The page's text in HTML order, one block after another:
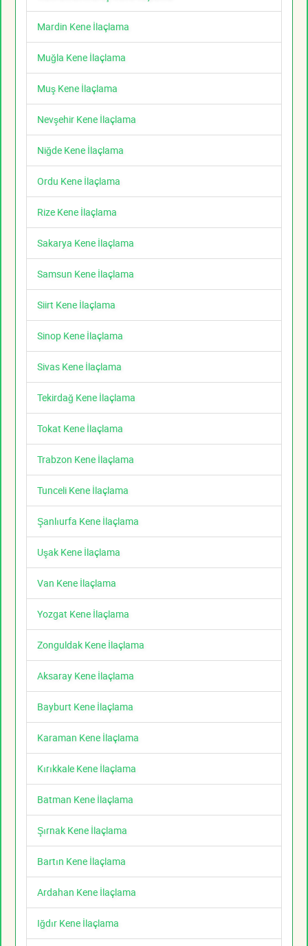
Mardin Kene İlaçlama
Muğla Kene İlaçlama
Muş Kene İlaçlama
Nevşehir Kene İlaçlama
Niğde Kene İlaçlama
Ordu Kene İlaçlama
Rize Kene İlaçlama
Sakarya Kene İlaçlama
Samsun Kene İlaçlama
Siirt Kene İlaçlama
Sinop Kene İlaçlama
Sivas Kene İlaçlama
Tekirdağ Kene İlaçlama
Tokat Kene İlaçlama
Trabzon Kene İlaçlama
Tunceli Kene İlaçlama
Şanlıurfa Kene İlaçlama
Uşak Kene İlaçlama
Van Kene İlaçlama
Yozgat Kene İlaçlama
Zonguldak Kene İlaçlama
Aksaray Kene İlaçlama
Bayburt Kene İlaçlama
Karaman Kene İlaçlama
Kırıkkale Kene İlaçlama
Batman Kene İlaçlama
Şırnak Kene İlaçlama
Bartın Kene İlaçlama
Ardahan Kene İlaçlama
Iğdır Kene İlaçlama